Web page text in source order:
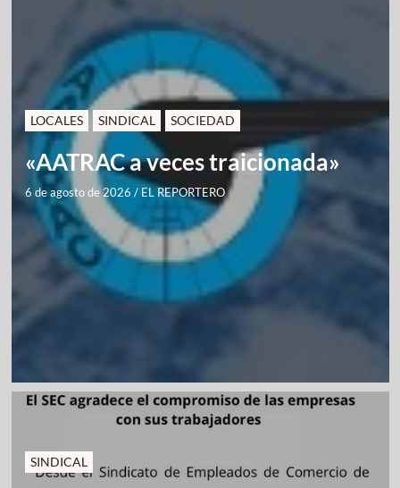
LOCALES SINDICAL SOCIEDAD
«AATRAC a veces traicionada»
6 de agosto de 2026 / EL REPORTERO
SINDICAL